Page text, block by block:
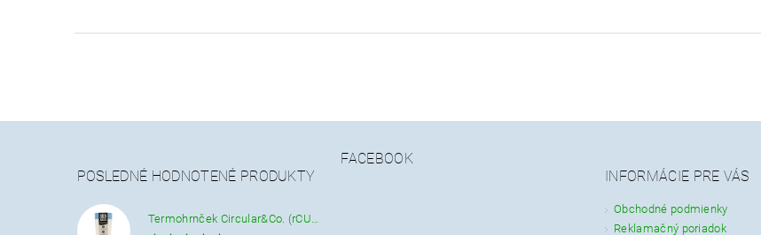
POSLEDNÉ HODNOTENÉ PRODUKTY
FACEBOOK
INFORMÁCIE PRE VÁS
Obchodné podmienky
Reklamačný poriadok